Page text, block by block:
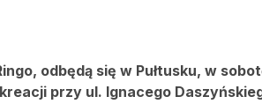
odbędą się w Pułtusku, w
przy ul. Ignacego